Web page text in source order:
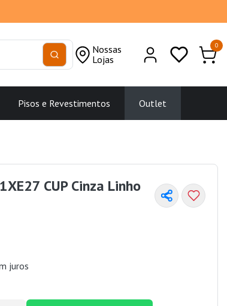
Nossas
Lojas
0
Pisos e Revestimentos Outlet
CUP Cinza Linho
juros